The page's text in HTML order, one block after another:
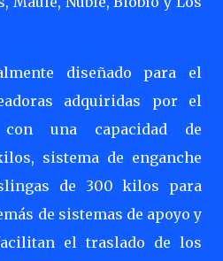
diseñado para el
adquiridas por el
con una capacidad de
sistema de enganche
de 300 kilos para
de sistemas de apoyo y
el traslado de los